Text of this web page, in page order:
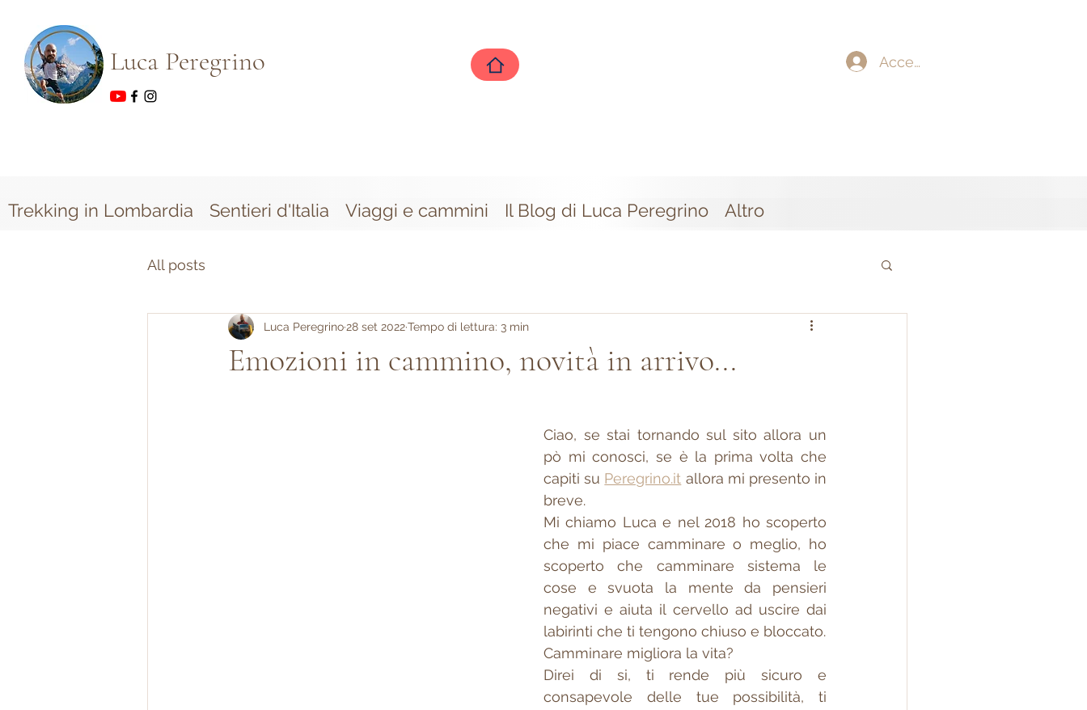
Luca Peregrino Accedi
Trekking in Lombardia Sentieri d'Italia Viaggi e cammini Il Blog di Luca Peregrino Altro
All posts
Emozioni in cammino, novità in arrivo...
Luca Peregrino28 set 2022Tempo di lettura: 3 min
Ciao, se stai tornando sul sito allora un
pò mi conosci, se è la prima volta che
capiti su Peregrino.it allora mi presento in
breve.
Mi chiamo Luca e nel 2018 ho scoperto
che mi piace camminare o meglio, ho
scoperto che camminare sistema le
cose e svuota la mente da pensieri
negativi e aiuta il cervello ad uscire dai
labirinti che ti tengono chiuso e bloccato.
Camminare migliora la vita?
Direi di si, ti rende più sicuro e
consapevole delle tue possibilità, ti